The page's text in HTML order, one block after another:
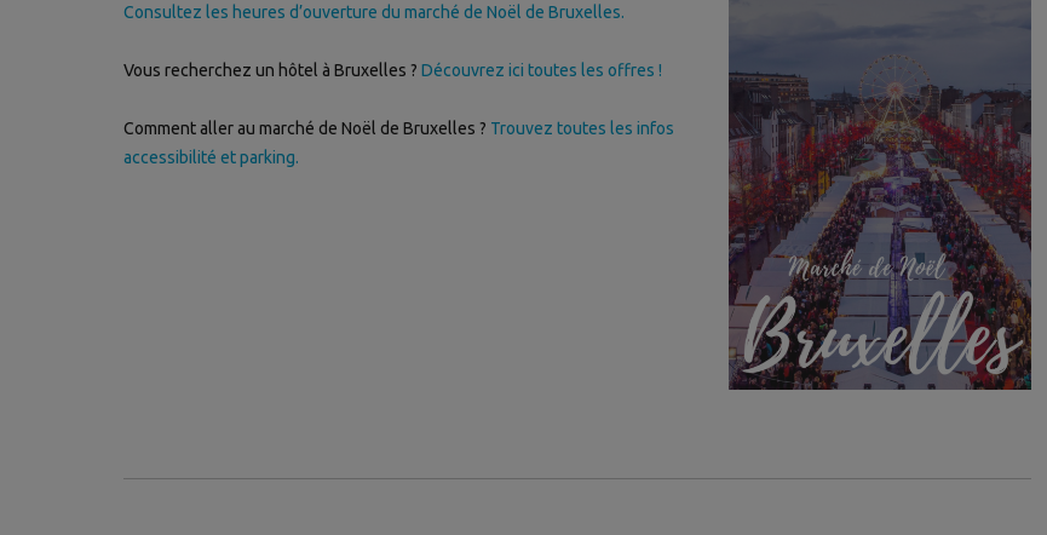
Consultez les heures d’ouverture du marché de Noël de Bruxelles.
Vous recherchez un hôtel à Bruxelles ? Découvrez ici toutes les offres !
Comment aller au marché de Noël de Bruxelles ? Trouvez toutes les infos
accessibilité et parking.